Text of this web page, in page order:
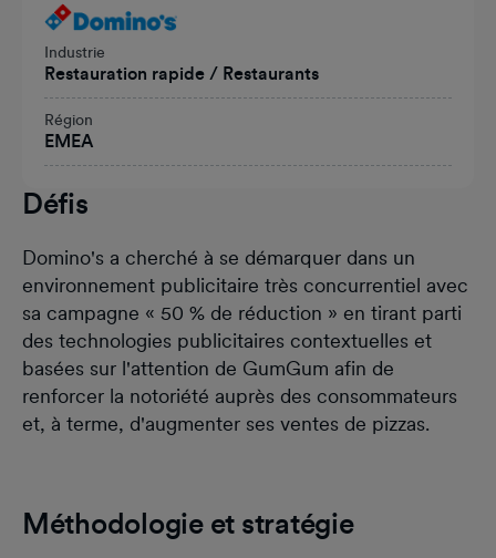
Titre
Industrie
Restauration rapide / Restaurants
Région
EMEA
Défis
Domino's a cherché à se démarquer dans un
environnement publicitaire très concurrentiel avec
sa campagne « 50 % de réduction » en tirant parti
des technologies publicitaires contextuelles et
basées sur l'attention de GumGum afin de
renforcer la notoriété auprès des consommateurs
et, à terme, d'augmenter ses ventes de pizzas.
Méthodologie et stratégie